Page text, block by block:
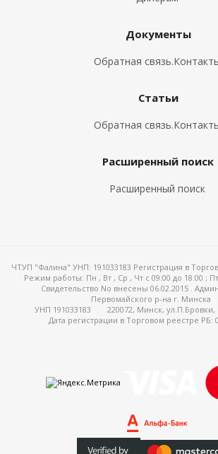
Документы
Обратная
Статьи
Обратная
Расширенный поиск
Расширенный поиск
ЧТУП "Фалина" УНП: 191033183 Регистрация в
Режим работы: Пн , Вт , Ср , Чт c 09:00 до 18:00 ;
Свидетельство No внесены 06.02.2015 .
Первомайского р-на г. Минска
УНП 191033183
220072, Минск, ул.П.Бровки,
Дата регистрации в Торговом реестре РБ: